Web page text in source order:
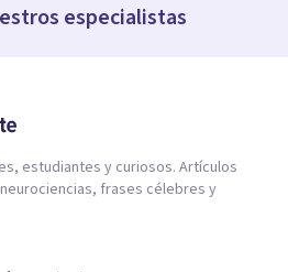
especialistas
estudiantes y curiosos. Artículos
frases célebres y